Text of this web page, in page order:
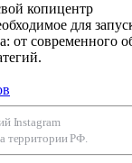
копицентр
для
от современного
Instagram
территории РФ.